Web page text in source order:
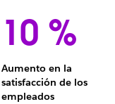
10 %
Aumento en la
satisfacción de los
empleados10 %